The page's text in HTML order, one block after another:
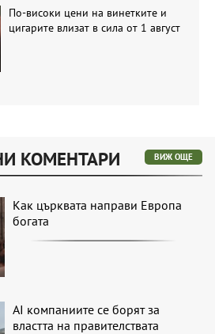
По-високи цени на винетките и
цигарите влизат в сила от 1 август
КОМЕНТАРИ ВИЖ ОЩЕ
Как църквата направи Европа
богата
AI компаниите се борят за
властта на правителствата